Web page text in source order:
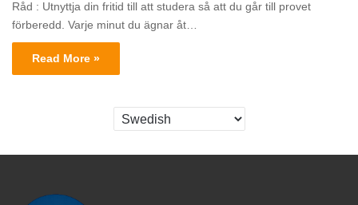
Råd : Utnyttja din fritid till att studera så att du går till provet
förberedd. Varje minut du ägnar åt…
Read More »